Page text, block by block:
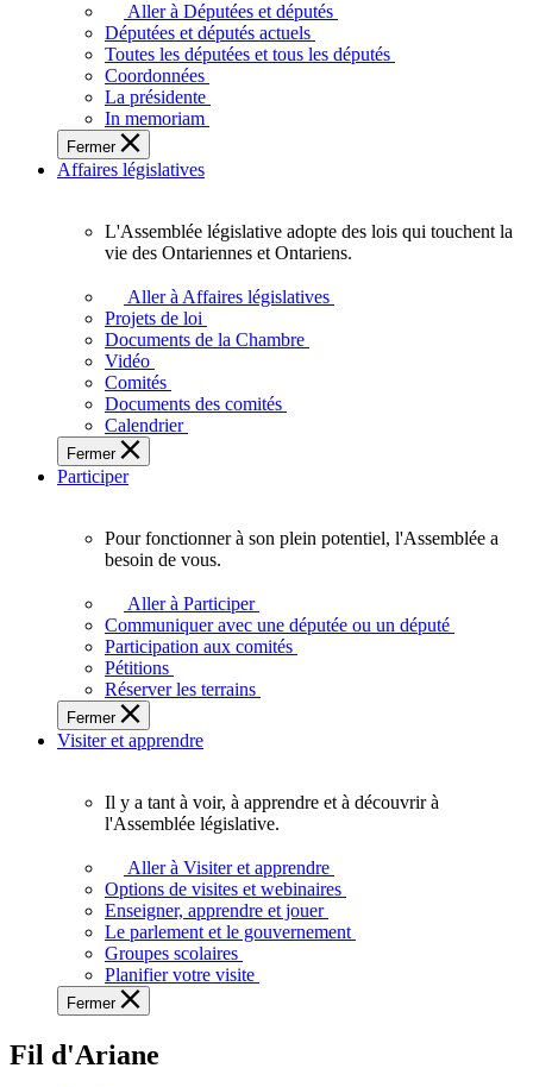
députés
vous
représentent
sein
de
l'Assemblée
législative
l'Ontario.
Aller à Députées et députés
Députées et députés actuels
Toutes les députées et tous les députés
Coordonnées
La présidente
In memoriam
Fermer
Affaires législatives
L'Assemblée
adopte
touchent
des
Ontariennes
et
L'Assemblée législative adopte des lois qui touchent la
vie des Ontariennes et Ontariens.
Aller à Affaires législatives
Projets de loi
Documents de la Chambre
Vidéo
Comités
Documents des comités
Calendrier
Fermer
Participer
plein
potentiel,
l'Assemblée
a
besoin
de
Pour fonctionner à son plein potentiel, l'Assemblée a
besoin de vous.
Aller à Participer
Communiquer avec une députée ou un député
Participation aux comités
Pétitions
Réserver les terrains
Fermer
Visiter et apprendre
voir,
apprendre
et
à
à
Il y a tant à voir, à apprendre et à découvrir à
l'Assemblée législative.
Aller à Visiter et apprendre
Options de visites et webinaires
Enseigner, apprendre et jouer
Le parlement et le gouvernement
Groupes scolaires
Planifier votre visite
Fermer
Fil d'Ariane